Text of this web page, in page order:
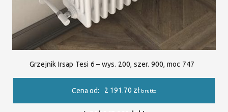
Grzejnik Irsap Tesi 6 – wys. 200, szer. 900, moc 747
Cena od: 2 191.70 zł brutto